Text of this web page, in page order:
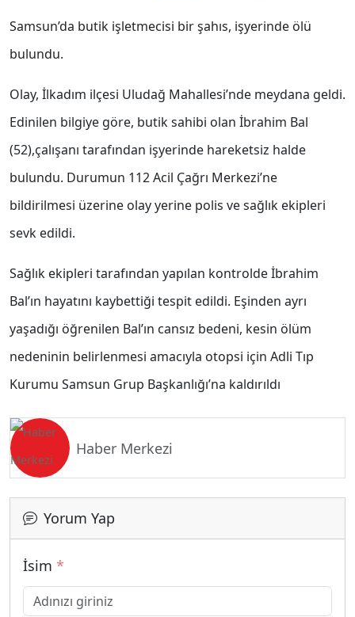
Samsun’da butik işletmecisi bir şahıs, işyerinde ölü
bulundu.
Olay, İlkadım ilçesi Uludağ Mahallesi’nde meydana geldi.
Edinilen bilgiye göre, butik sahibi olan İbrahim Bal
(52),çalışanı tarafından işyerinde hareketsiz halde
bulundu. Durumun 112 Acil Çağrı Merkezi’ne
bildirilmesi üzerine olay yerine polis ve sağlık ekipleri
sevk edildi.
Sağlık ekipleri tarafından yapılan kontrolde İbrahim
Bal’ın hayatını kaybettiği tespit edildi. Eşinden ayrı
yaşadığı öğrenilen Bal’ın cansız bedeni, kesin ölüm
nedeninin belirlenmesi amacıyla otopsi için Adli Tıp
Kurumu Samsun Grup Başkanlığı’na kaldırıldı
Haber Merkezi
Yorum Yap
İsim *